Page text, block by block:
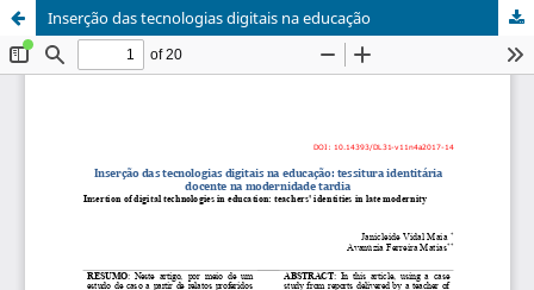
Inserção das tecnologias digitais na educação